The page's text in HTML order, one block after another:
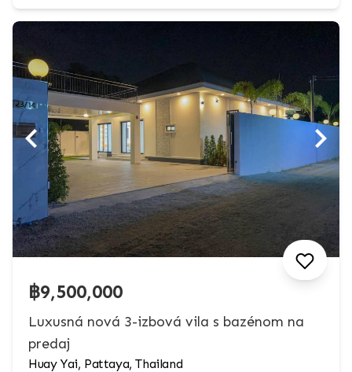
฿9,500,000
Luxusná nová 3-izbová vila s bazénom na
predaj
Huay Yai, Pattaya, Thailand